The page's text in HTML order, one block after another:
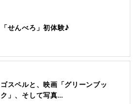
「せんべろ」初体験♪
ゴスペルと、映画「グリーンブッ
ク」、そして写真…